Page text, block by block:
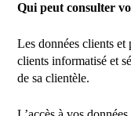
Qui peut consulter
Les données clients et
clients informatisé et
de sa clientèle.